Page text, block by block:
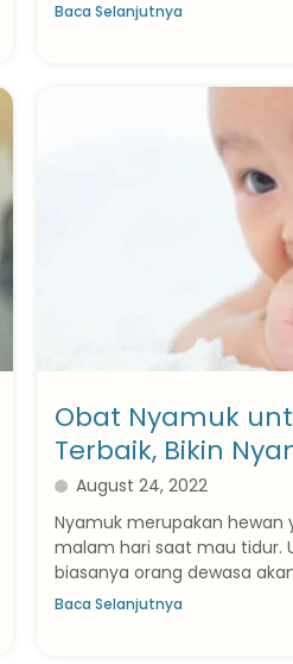
Baca Selanjutnya
Obat Nyamuk
Terbaik, Bikin
August 24, 2022
Nyamuk merupakan
malam hari saat mau tidur.
biasanya orang dewasa
Baca Selanjutnya